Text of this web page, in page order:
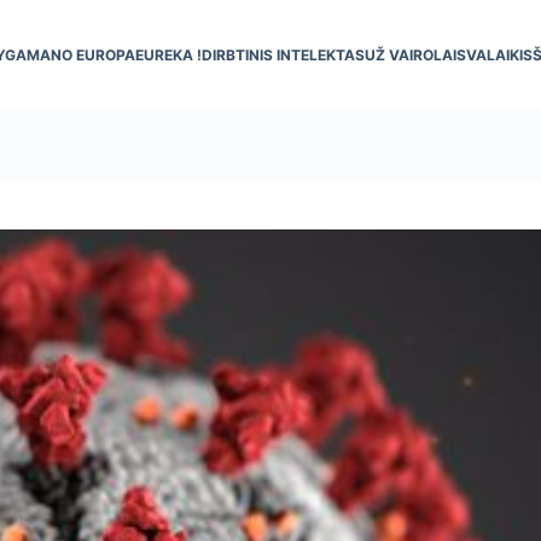
MANO EUROPAEUREKA !DIRBTINIS INTELEKTASUŽ VAIROLAISVALAIKIS